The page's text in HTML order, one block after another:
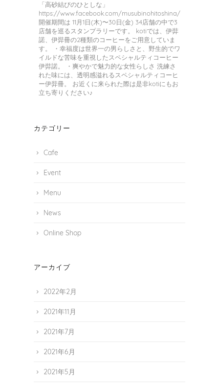
「高砂結びのひとしな」
https://www.facebook.com/musubinohitoshina/
開催期間は 11月1日(木)〜30日(金) 34店舗の中で3
店舗を巡るスタンプラリーです。 kotiでは、伊弉
諾、伊弉冊の2種類のコーヒーをご用意していま
す。 ・幸福度は世界一の男らしさと、野生的でワ
イルドな苦味を重視したスペシャルティコーヒー
伊弉諾。 ・爽やかで魅力的な女性らしさ 洗練さ
れた味には、透明感溢れるスペシャルティコーヒ
ー伊弉冊。 お近くに来られた際は是非kotiにもお
立ち寄りください♪
カテゴリー
Cafe
Event
Menu
News
Online Shop
アーカイブ
2022年2月
2021年11月
2021年7月
2021年6月
2021年5月